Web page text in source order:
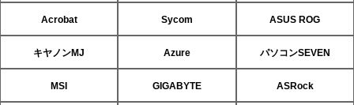
Acrobat Sycom ASUS ROG
キヤノンMJ Azure パソコンSEVEN
MSI GIGABYTE ASRock